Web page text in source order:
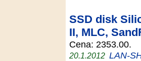
SSD disk
II, MLC,
Cena: 2353.00.
20.1.2012 LAN-